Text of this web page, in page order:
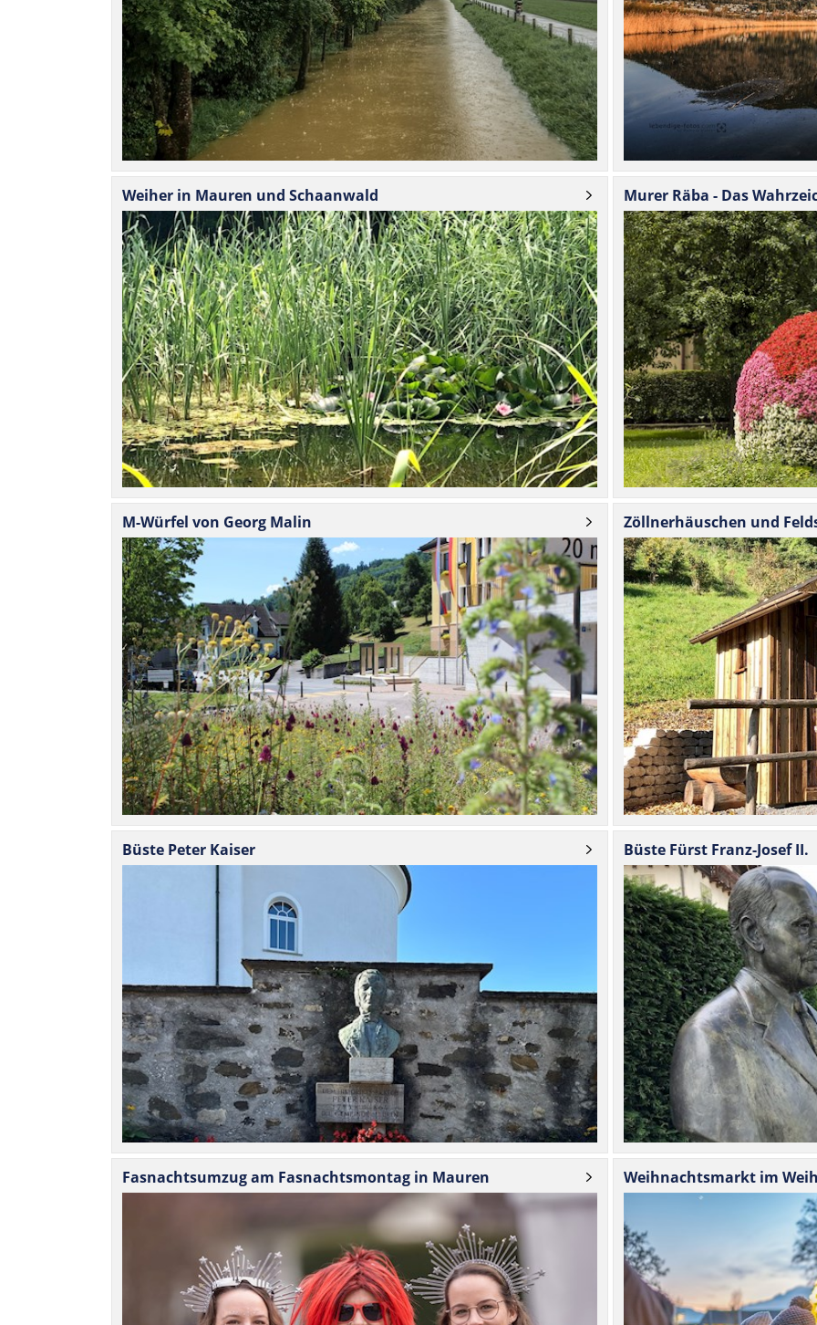
Weiher in Mauren und Schaanwald Murer Räba - Das
M-Würfel von Georg Malin Zöll­ner­häus­chen und
Büste Peter Kaiser Büste Fürst Franz-Josef II.
Fas­nacht­sumzug am Fas­nachts­montag in Mauren Weih­nachts­markt im